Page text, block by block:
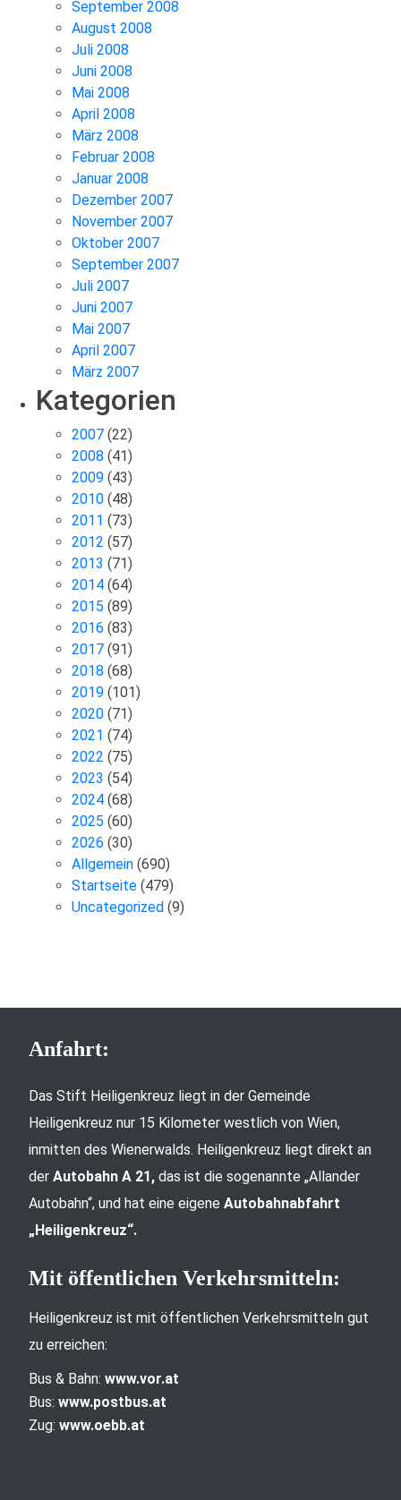
September 2008
August 2008
Juli 2008
Juni 2008
Mai 2008
April 2008
März 2008
Februar 2008
Januar 2008
Dezember 2007
November 2007
Oktober 2007
September 2007
Juli 2007
Juni 2007
Mai 2007
April 2007
März 2007
Kategorien
2007 (22)
2008 (41)
2009 (43)
2010 (48)
2011 (73)
2012 (57)
2013 (71)
2014 (64)
2015 (89)
2016 (83)
2017 (91)
2018 (68)
2019 (101)
2020 (71)
2021 (74)
2022 (75)
2023 (54)
2024 (68)
2025 (60)
2026 (30)
Allgemein (690)
Startseite (479)
Uncategorized (9)
Anfahrt:
Das Stift Heiligenkreuz liegt in der Gemeinde
Heiligenkreuz nur 15 Kilometer westlich von Wien,
inmitten des Wienerwalds. Heiligenkreuz liegt direkt an
der Autobahn A 21, das ist die sogenannte „Allander
Autobahn“, und hat eine eigene Autobahnabfahrt
„Heiligenkreuz“.
Mit öffentlichen Verkehrsmitteln:
Heiligenkreuz ist mit öffentlichen Verkehrsmitteln gut
zu erreichen:
Bus & Bahn: www.vor.at
Bus: www.postbus.at
Zug: www.oebb.at